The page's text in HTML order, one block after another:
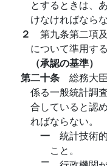
とするときは、
けなければならな
２ 第九条第二項
について準用する
（承認の基準）
第二十条 総務大
係る一般統計調
合していると認
ればならない。
一 統計技術
こと。